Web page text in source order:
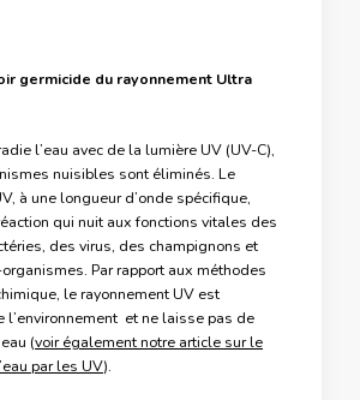
du rayonnement Ultra
l’eau avec de la lumière UV (UV-C),
nuisibles sont éliminés. Le
à une longueur d’onde spécifique,
qui nuit aux fonctions vitales des
des virus, des champignons et
Par rapport aux méthodes
le rayonnement UV est
l’environnement et ne laisse pas de
(voir également notre article sur le
par les UV).